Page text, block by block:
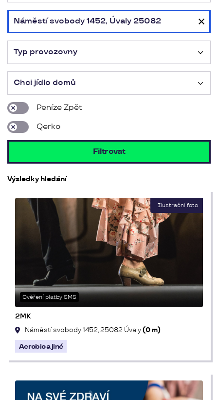
Náměstí svobody 1452, Úvaly 25082
Typ provozovny
Chci jídlo domů
Peníze Zpět
Qerko
Filtrovat
Výsledky hledání
Ověření platby SMS
2MK
Náměstí svobody 1452, 25082 Úvaly(0 m)
Aerobic a jiné